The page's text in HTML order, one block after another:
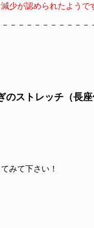
少が認められたようで
－－－－－－－－－－
のストレッチ（長
みて下さい！